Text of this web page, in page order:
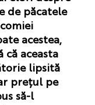
de păcatele
acestea,
că aceasta
lipsită
prețul pe
să-l